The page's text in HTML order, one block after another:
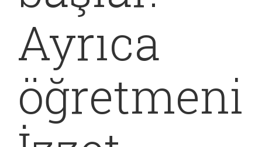
Ayrıca
öğretmeni